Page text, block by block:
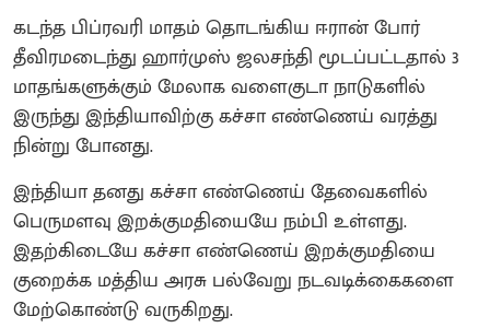
கடந்த பிப்ரவரி மாதம் தொடங்கிய ஈரான் போர்
தீவிரமடைந்து ஹார்முஸ் ஜலசந்தி மூடப்பட்டதால் 3
மாதங்களுக்கும் மேலாக வளைகுடா நாடுகளில்
இருந்து இந்தியாவிற்கு கச்சா எண்ணெய் வரத்து
நின்று போனது.
இந்தியா தனது கச்சா எண்ணெய் தேவைகளில்
பெருமளவு இறக்குமதியையே நம்பி உள்ளது.
இதற்கிடையே கச்சா எண்ணெய் இறக்குமதியை
குறைக்க மத்திய அரசு பல்வேறு நடவடிக்கைகளை
மேற்கொண்டு வருகிறது.